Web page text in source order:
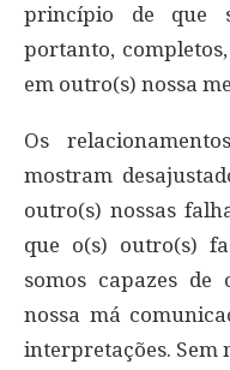
princípio de que
portanto,
em outro(s) nossa
Os
mostram
outro(s) nossas
que o(s) outro(s)
somos capazes de
nossa má
interpretações. Sem